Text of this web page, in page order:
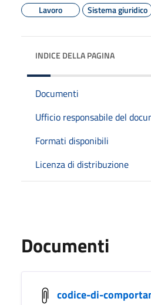
Lavoro
Sistema giuridico
INDICE DELLA PAGINA
Documenti
Ufficio responsabile del
Formati disponibili
Licenza di distribuzione
Documenti
codice-di-